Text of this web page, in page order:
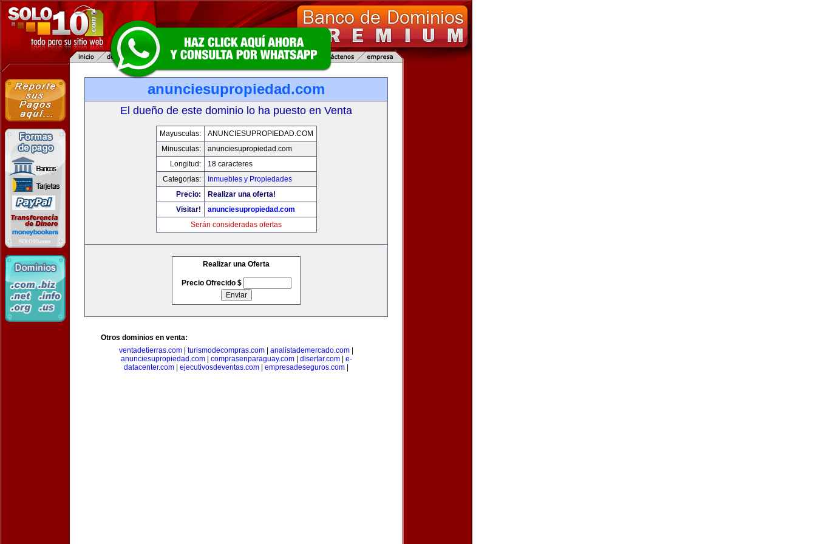
anunciesupropiedad.com
El dueño de este dominio lo ha puesto en Venta
Mayusculas:
ANUNCIESUPROPIEDAD.COM
Minusculas:
anunciesupropiedad.com
Longitud:
18 caracteres
Categorias:
Inmuebles y Propiedades
Precio:
Realizar una oferta!
Visitar!
anunciesupropiedad.com
Serán consideradas ofertas
Realizar una Oferta
Precio Ofrecido $
Otros dominios en venta:
ventadetierras.com
turismodecompras.com analistademercado.com
anunciesupropiedad.com| comprasenparaguay.com| disertar.com| e-
datacenter.com
ejecutivosdeventas.com empresadeseguros.com